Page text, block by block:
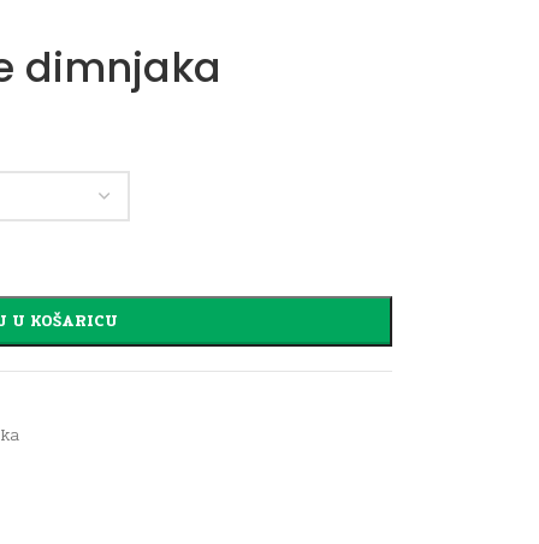
dimnjaka
U KOŠARICU